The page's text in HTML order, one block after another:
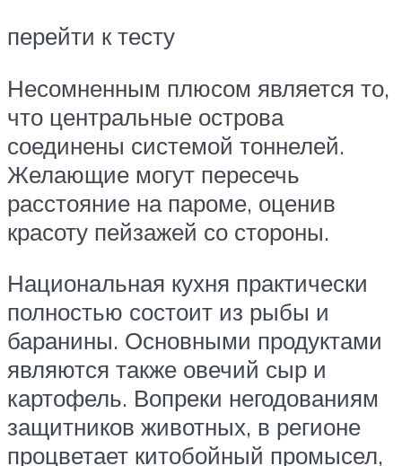
перейти к тесту
Несомненным плюсом является то,
что центральные острова
соединены системой тоннелей.
Желающие могут пересечь
расстояние на пароме, оценив
красоту пейзажей со стороны.
Национальная кухня практически
полностью состоит из рыбы и
баранины. Основными продуктами
являются также овечий сыр и
картофель. Вопреки негодованиям
защитников животных, в регионе
процветает китобойный промысел,